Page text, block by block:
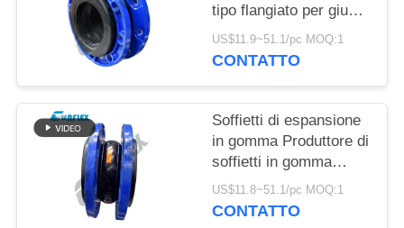
tipo flangiato per giunto
di dilatazione del tubo
personalizzato
US$11.9~51.1/pc MOQ:1
CONTATTO
Soffietti di espansione
in gomma Produttore di
soffietti in gomma
flangiati
US$11.8~51.1/pc MOQ:1
CONTATTO